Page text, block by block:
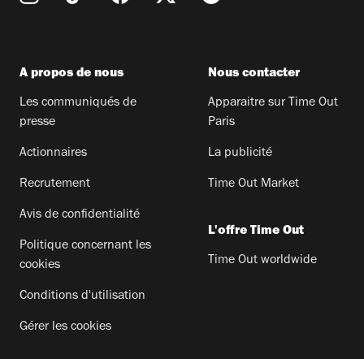
A propos de nous
Les communiqués de
presse
Actionnaires
Recrutement
Avis de confidentialité
Politique concernant les
cookies
Conditions d'utilisation
Gérer les cookies
Nous contacter
Apparaitre sur Time Out
Paris
La publicité
Time Out Market
L'offre Time Out
Time Out worldwide